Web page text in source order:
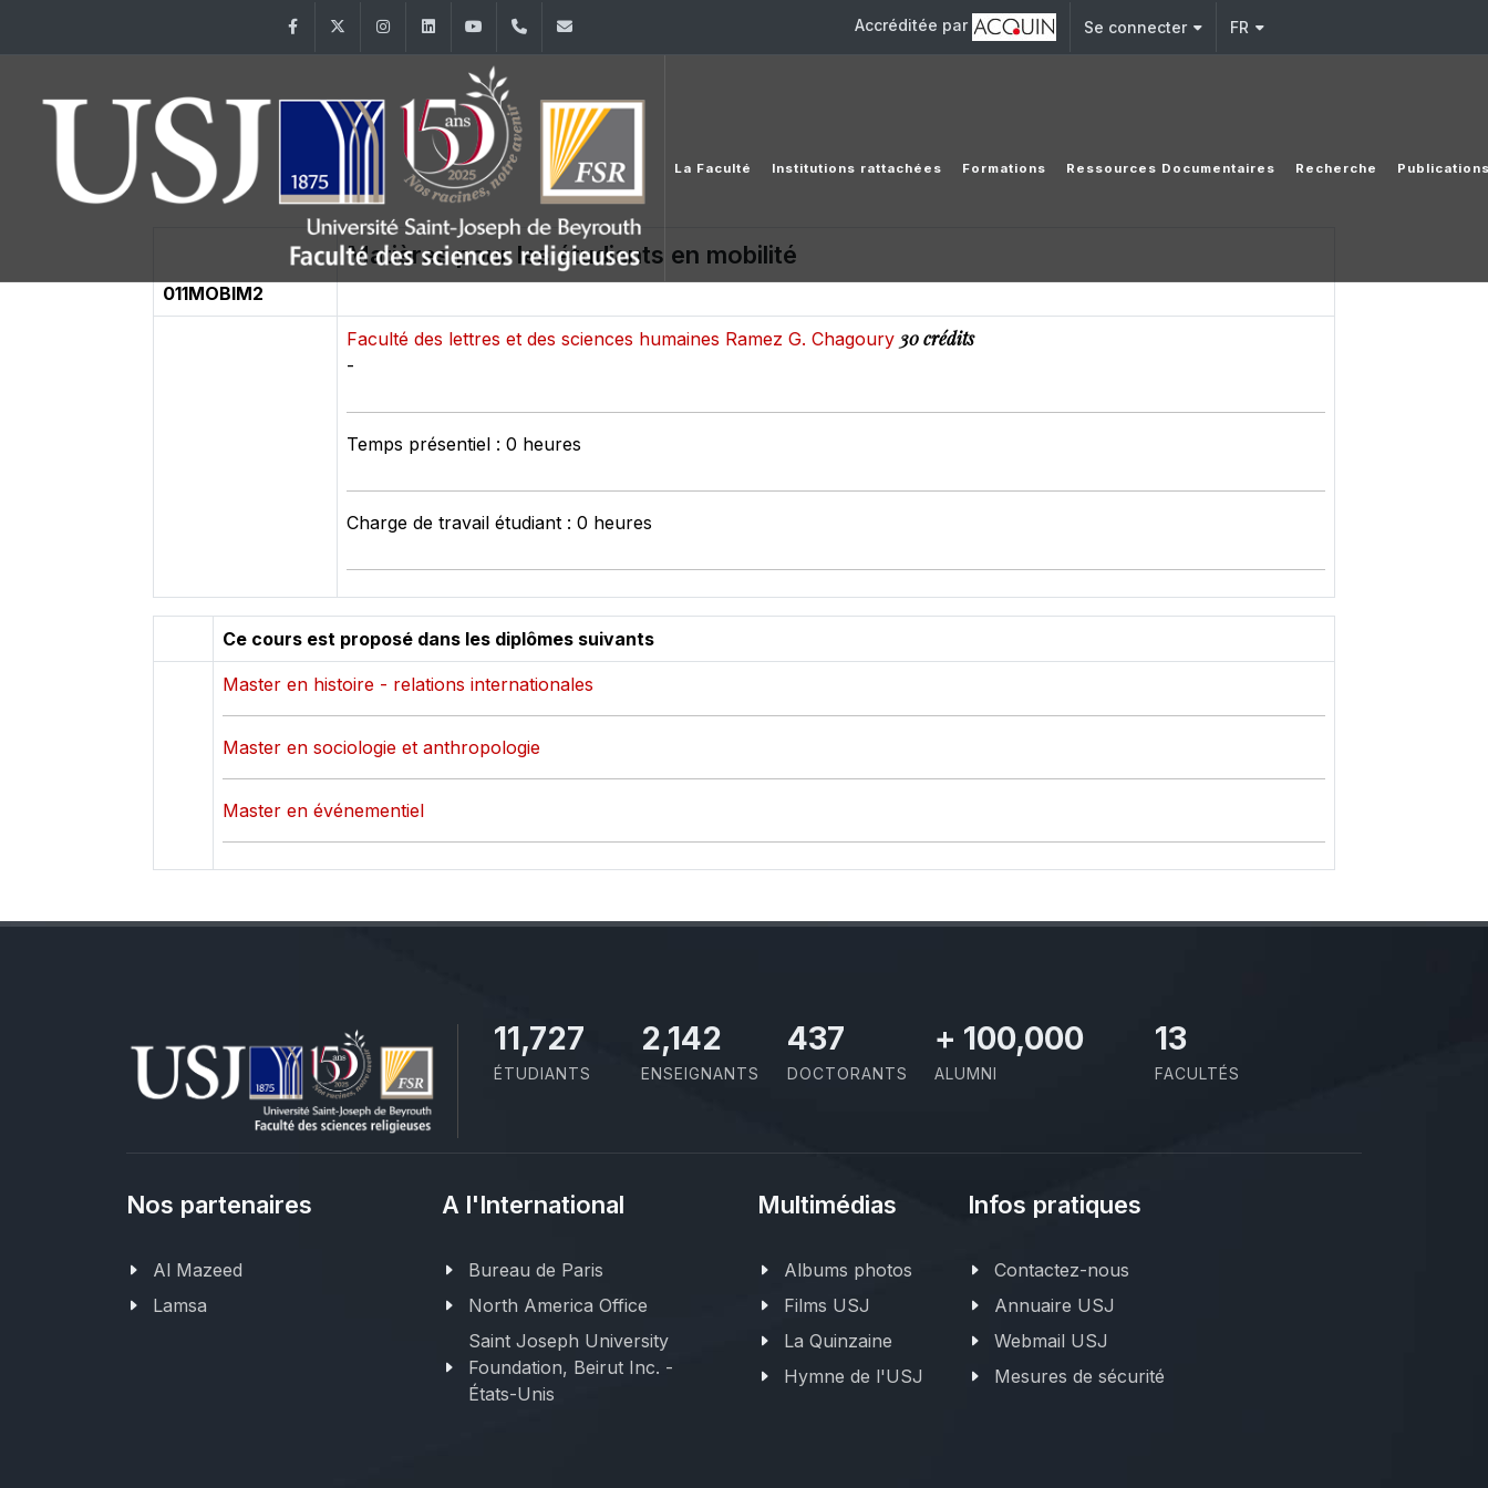
FacebookTwitter InstagramLinkedInYouTube+961 (1) 421 586 Accréditée par Se connecter FR
La Faculté Institutions rattachées Formations Ressources Documentaires Recherche
011MOBIM2
Matières pour les étudiants en mobilité
Faculté des lettres et des sciences humaines Ramez G. Chagoury 30 crédits
-
Temps présentiel : 0 heures
Charge de travail étudiant : 0 heures
Ce cours est proposé dans les diplômes suivants
Master en histoire - relations internationales
Master en sociologie et anthropologie
Master en événementiel
11,727
ÉTUDIANTS
2,142
ENSEIGNANTS
437
DOCTORANTS
+ 100,000
ALUMNI
13
FACULTÉS
Nos partenaires
Al Mazeed
Lamsa
A l'International
Bureau de Paris
North America Office
Saint Joseph University
Foundation, Beirut Inc. -
États-Unis
Multimédias
Albums photos
Films USJ
La Quinzaine
Hymne de l'USJ
Infos pratiques
Contactez-nous
Annuaire USJ
Webmail USJ
Mesures de sécurité